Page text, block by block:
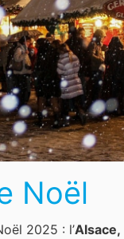
venant de
vous régaler !
Noël
2025 : l’Alsace,